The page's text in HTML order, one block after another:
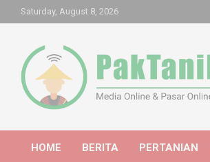
to
Saturday, August 8, 2026
Pak Tani Digital
HOME BERITA PERTANIAN